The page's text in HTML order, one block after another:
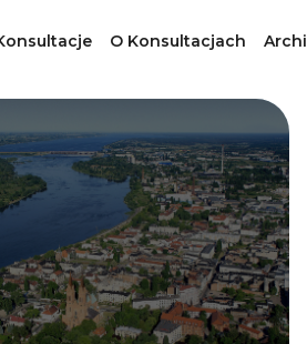
O Konsultacjach